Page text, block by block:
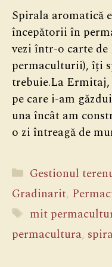
Spirala aromatică
începătorii în
vezi într-o carte
permaculturii), îți
trebuie.La
pe care i-am
una încât am
o zi întreagă de
Categorii
Gestionul
Gradinarit,
Etichete
mit
permacultura,